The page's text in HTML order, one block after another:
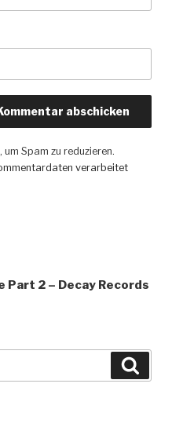
Spam zu reduzieren.
verarbeitet
Part 2 – Decay Records